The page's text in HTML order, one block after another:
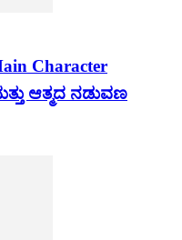
Character
ಆತ್ಮದ ನಡುವಣ